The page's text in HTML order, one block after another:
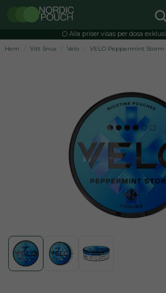
⚪️ Alla priser visas per dosa
Hem
Vitt Snus Velo VELO Peppermint Storm